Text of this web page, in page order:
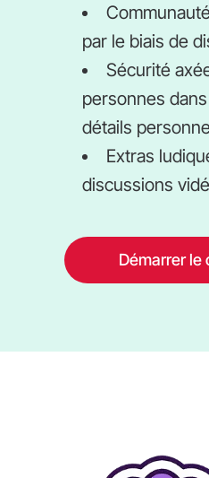
par le biais de
Sécurité
personnes
détails
Extras
discussions
Démarrer le